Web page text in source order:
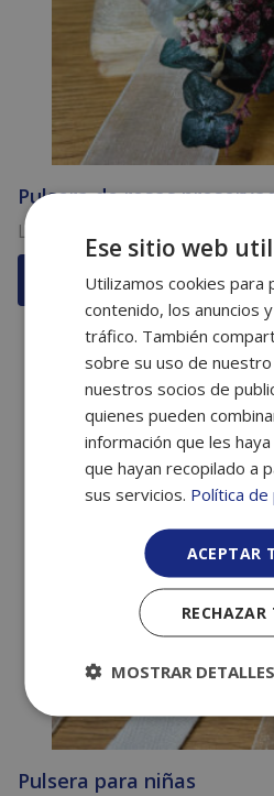
Pulsera de rosas
La Pulsera Eternal es una pieza
49,90
Pulsera para niñas
Ese sitio web
Utilizamos cookies para
contenido, los anuncios
tráfico. También
sobre su uso de
nuestros socios de
quienes pueden
información que les
que hayan recopilado a
sus servicios. Política de
ACEPTAR
RECHAZAR
MOSTRAR DETALLES